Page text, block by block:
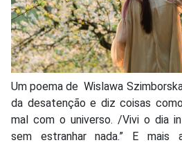
Um poema de Wislawa
da desatenção e diz coisas
mal com o universo. /Vivi o dia
sem estranhar nada.” E mais